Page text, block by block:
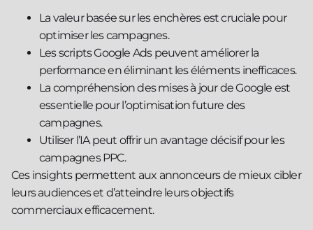
La valeur basée sur les enchères est cruciale pour
optimiser les campagnes.
Les scripts Google Ads peuvent améliorer la
performance en éliminant les éléments inefficaces.
La compréhension des mises à jour de Google est
essentielle pour l’optimisation future des
campagnes.
Utiliser l’IA peut offrir un avantage décisif pour les
campagnes PPC.
Ces insights permettent aux annonceurs de mieux cibler
leurs audiences et d’atteindre leurs objectifs
commerciaux efficacement.